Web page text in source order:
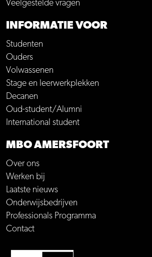
Veelgestelde vragen
INFORMATIE VOOR
Studenten
Ouders
Volwassenen
Stage en leerwerkplekken
Decanen
Oud-student/Alumni
International student
MBO AMERSFOORT
Over ons
Werken bij
Laatste nieuws
Onderwijsbedrijven
Professionals Programma
Contact